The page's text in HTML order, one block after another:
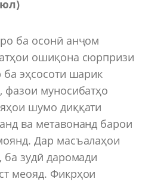
ба осонӣ анҷом
ошиқона сюрпризи
эҳсосоти шарик
фазои муносибатҳо
шумо диққати
ва метавонанд барои
Дар масъалаҳои
ба зудӣ даромади
меояд. Фикрҳои